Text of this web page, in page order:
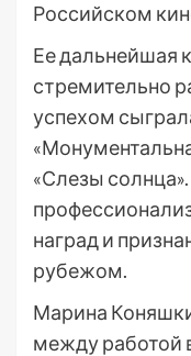
Российском
Ее дальнейшая
стремительно
успехом
«Слезы
наград и
рубежом.
Марина
между работой